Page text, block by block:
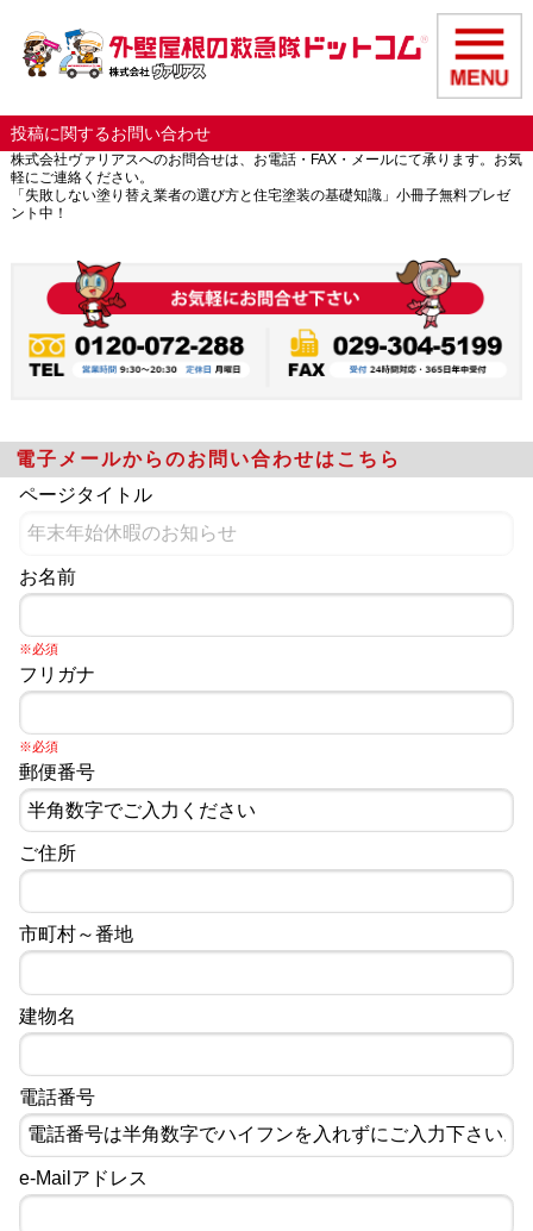
投稿に関するお問い合わせ
株式会社ヴァリアスへのお問合せは、お電話・FAX・メールにて承ります。お気
軽にご連絡ください。
「失敗しない塗り替え業者の選び方と住宅塗装の基礎知識」小冊子無料プレゼ
ント中！
電子メールからのお問い合わせはこちら
ページタイトル
お名前
※必須
フリガナ
※必須
郵便番号
ご住所
市町村～番地
建物名
電話番号
e-Mailアドレス